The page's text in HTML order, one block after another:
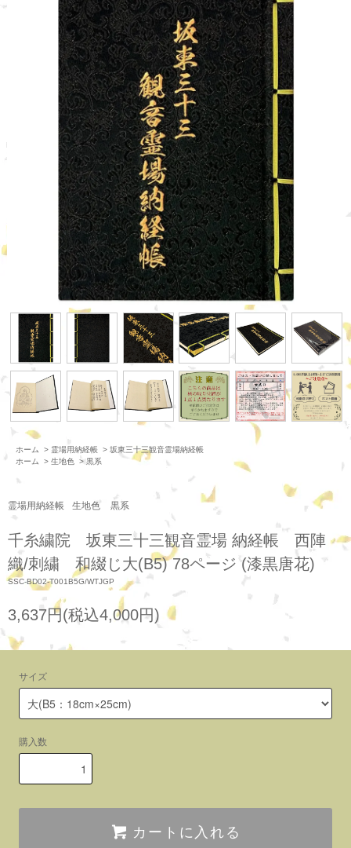
ホーム > 霊場用納経帳 > 坂東三十三観音霊場納経帳
ホーム
> 生地色 >黒系
霊場用納経帳 生地色 黒系
千糸繍院 坂東三十三観音霊場 納経帳 西陣
織/刺繍 和綴じ大(B5) 78ページ (漆黒唐花)
SSC-BD02-T001B5G/WTJGP
3,637円(税込4,000円)
サイズ
購入数
カートに入れる